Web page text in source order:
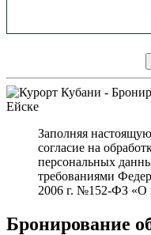
Заполняя
согласие на
персональных
требованиями
2006 г. №152-ФЗ «О
Бронирование